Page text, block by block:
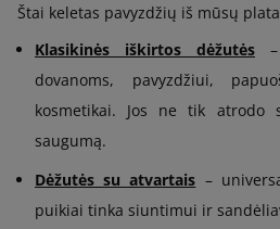
Štai keletas pavyzdžių iš mūsų
Klasikinės iškirtos dėžutės
dovanoms, pavyzdžiui,
kosmetikai. Jos ne tik
saugumą.
Dėžutės su atvartais –
puikiai tinka siuntimui ir